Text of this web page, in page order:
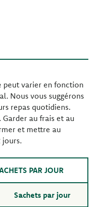
varier en fonction
Nous vous suggérons
repas quotidiens.
au frais et au
et mettre au
jours.
PAR JOUR
Sachets par jour